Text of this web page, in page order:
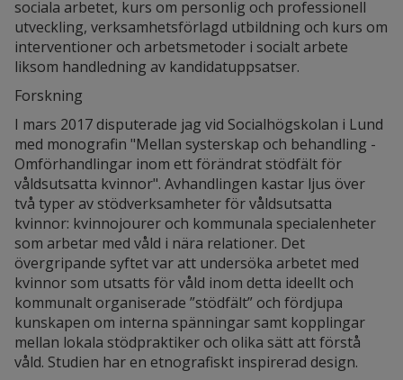
sociala arbetet, kurs om personlig och professionell
utveckling, verksamhetsförlagd utbildning och kurs om
interventioner och arbetsmetoder i socialt arbete
liksom handledning av kandidatuppsatser.
Forskning
I mars 2017 disputerade jag vid Socialhögskolan i Lund
med monografin "Mellan systerskap och behandling -
Omförhandlingar inom ett förändrat stödfält för
våldsutsatta kvinnor". Avhandlingen kastar ljus över
två typer av stödverksamheter för våldsutsatta
kvinnor: kvinnojourer och kommunala specialenheter
som arbetar med våld i nära relationer. Det
övergripande syftet var att undersöka arbetet med
kvinnor som utsatts för våld inom detta ideellt och
kommunalt organiserade ”stödfält” och fördjupa
kunskapen om interna spänningar samt kopplingar
mellan lokala stödpraktiker och olika sätt att förstå
våld. Studien har en etnografiskt inspirerad design.